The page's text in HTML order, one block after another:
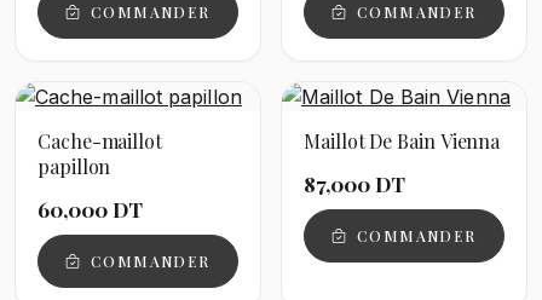
COMMANDER COMMANDER
Cache-maillot
papillon
60,000 DT
COMMANDER
Maillot De Bain Vienna
87,000 DT
COMMANDER